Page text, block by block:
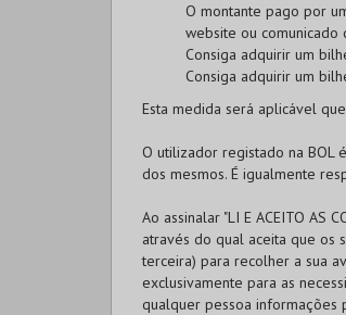
O montante pago por
website ou comunicado
Consiga adquirir um
Consiga adquirir um
Esta medida será aplicável
O utilizador registado na BOLé
dos mesmos. É igualmente
Ao assinalar "LI E ACEITO AS
através do qual aceita que os
terceira) para recolher a sua
exclusivamente para as
qualquer pessoa informações